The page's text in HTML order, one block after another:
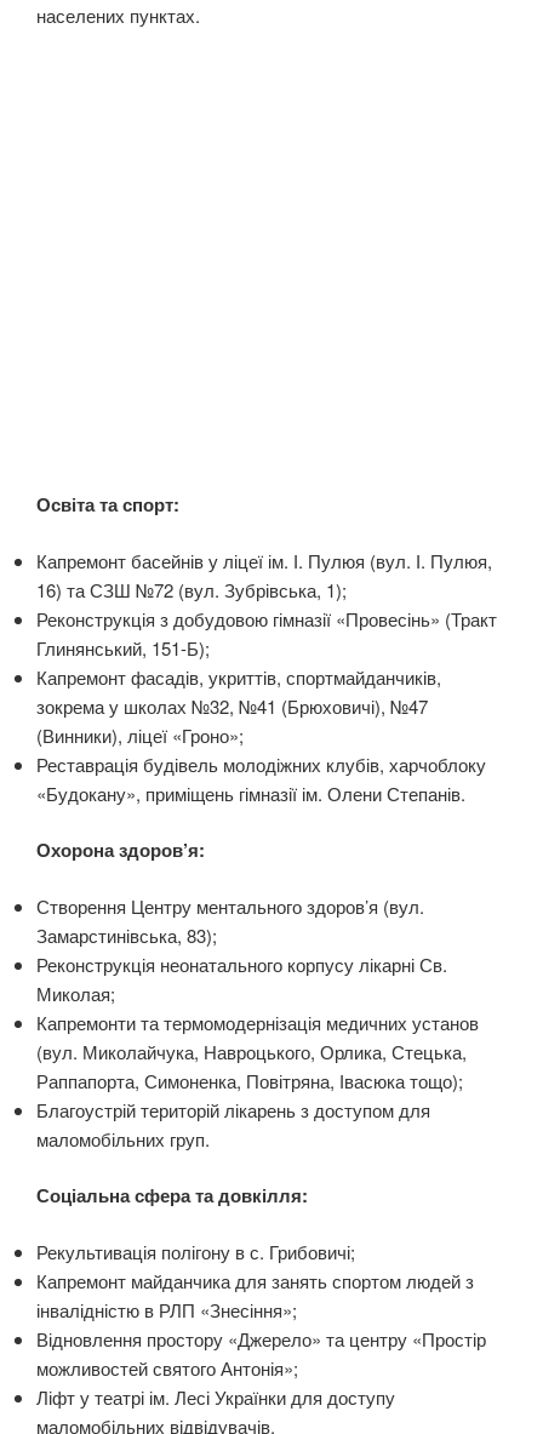
населених пунктах.
Освіта та спорт:
Капремонт басейнів у ліцеї ім. І. Пулюя (вул. І. Пулюя,
16) та СЗШ №72 (вул. Зубрівська, 1);
Реконструкція з добудовою гімназії «Провесінь» (Тракт
Глинянський, 151-Б);
Капремонт фасадів, укриттів, спортмайданчиків,
зокрема у школах №32, №41 (Брюховичі), №47
(Винники), ліцеї «Гроно»;
Реставрація будівель молодіжних клубів, харчоблоку
«Будокану», приміщень гімназії ім. Олени Степанів.
Охорона здоров’я:
Створення Центру ментального здоров’я (вул.
Замарстинівська, 83);
Реконструкція неонатального корпусу лікарні Св.
Миколая;
Капремонти та термомодернізація медичних установ
(вул. Миколайчука, Навроцького, Орлика, Стецька,
Раппапорта, Симоненка, Повітряна, Івасюка тощо);
Благоустрій територій лікарень з доступом для
маломобільних груп.
Соціальна сфера та довкілля:
Рекультивація полігону в с. Грибовичі;
Капремонт майданчика для занять спортом людей з
інвалідністю в РЛП «Знесіння»;
Відновлення простору «Джерело» та центру «Простір
можливостей святого Антонія»;
Ліфт у театрі ім. Лесі Українки для доступу
маломобільних відвідувачів.